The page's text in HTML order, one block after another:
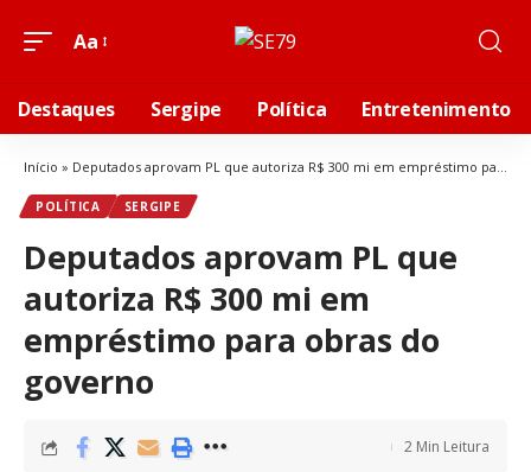
Aa
Destaques Sergipe Política Entretenimento
Início » Deputados aprovam PL que autoriza R$ 300 mi em empréstimo para obras do governo
POLÍTICA SERGIPE
Deputados aprovam PL que
autoriza R$ 300 mi em
empréstimo para obras do
governo
2 Min Leitura